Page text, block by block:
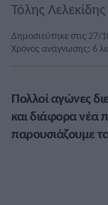
Τόλης Λελεκίδης
Δημοσιεύτηκε στις 27/
Χρόνος ανάγνωσης: 6
Πολλοί αγώνες
και διάφορα νέα
παρουσιάζουμε